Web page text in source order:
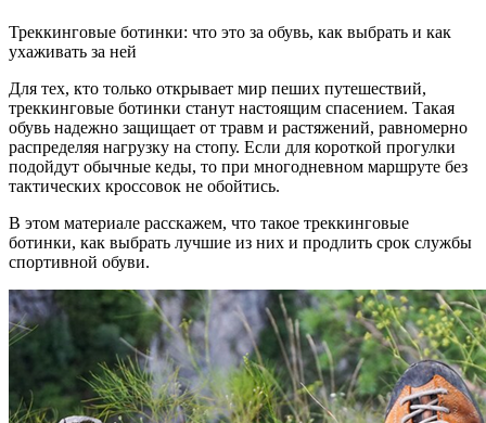
Треккинговые ботинки: что это за обувь, как выбрать и как
ухаживать за ней
Для тех, кто только открывает мир пеших путешествий,
треккинговые ботинки станут настоящим спасением. Такая
обувь надежно защищает от травм и растяжений, равномерно
распределяя нагрузку на стопу. Если для короткой прогулки
подойдут обычные кеды, то при многодневном маршруте без
тактических кроссовок не обойтись.
В этом материале расскажем, что такое треккинговые
ботинки, как выбрать лучшие из них и продлить срок службы
спортивной обуви.